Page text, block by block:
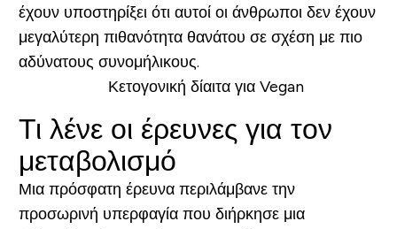
έχουν υποστηρίξει ότι αυτοί οι άνθρωποι δεν έχουν
μεγαλύτερη πιθανότητα θανάτου σε σχέση με πιο
αδύνατους συνομήλικους.
Τι λένε οι έρευνες για τον
μεταβολισμό
Μια πρόσφατη έρευνα περιλάμβανε την
προσωρινή υπερφαγία που διήρκησε μια